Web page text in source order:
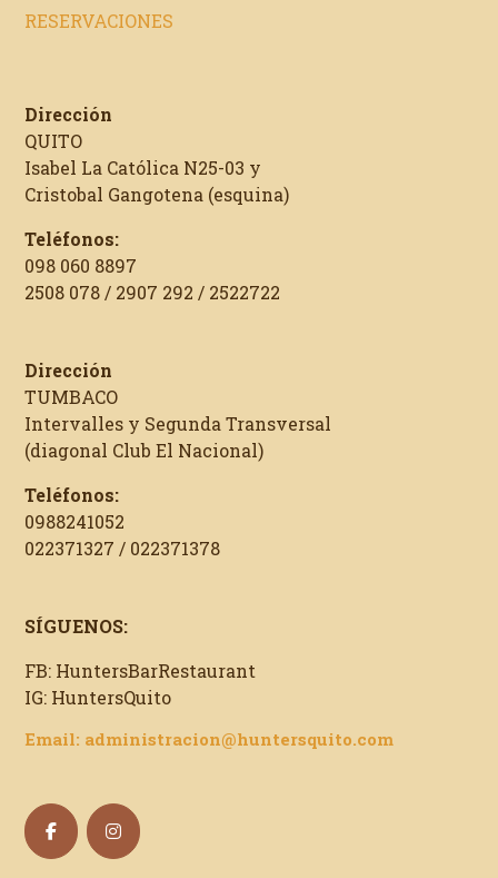
RESERVACIONES
Dirección
QUITO
Isabel La Católica N25-03 y
Cristobal Gangotena (esquina)
Teléfonos:
098 060 8897
2508 078 / 2907 292 / 2522722
Dirección
TUMBACO
Intervalles y Segunda Transversal
(diagonal Club El Nacional)
Teléfonos:
0988241052
022371327 / 022371378
SÍGUENOS:
FB: HuntersBarRestaurant
IG: HuntersQuito
Email: administracion@huntersquito.com